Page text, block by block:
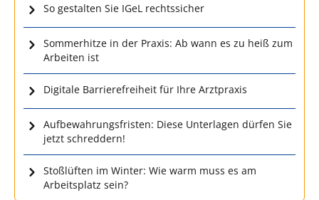
So gestalten Sie IGeL rechtssicher
Sommerhitze in der Praxis: Ab wann es zu heiß zum
Arbeiten ist
Digitale Barrierefreiheit für Ihre Arztpraxis
Aufbewahrungsfristen: Diese Unterlagen dürfen Sie
jetzt schreddern!
Stoßlüften im Winter: Wie warm muss es am
Arbeitsplatz sein?